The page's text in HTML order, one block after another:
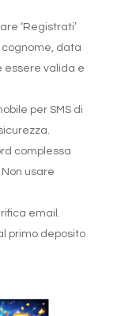
‘Registrati’
data
essere valida e
per SMS di
complessa
usare
email.
primo deposito